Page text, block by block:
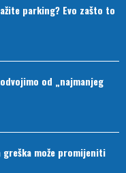
parking? Evo zašto to
od „najmanjeg
greška može promijeniti